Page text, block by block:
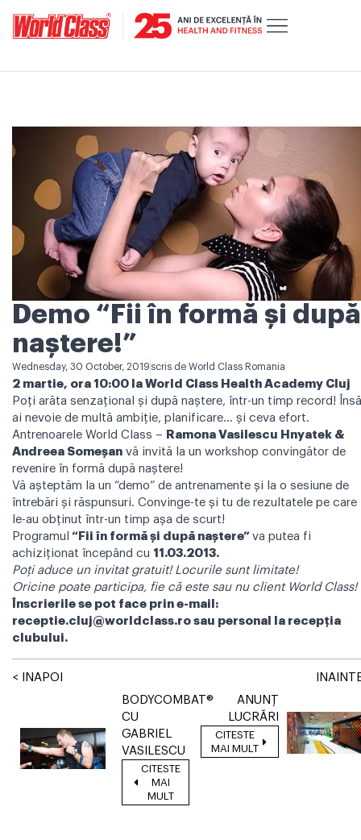
Demo “Fii în formă și după
naștere!”
Wednesday, 30 October, 2019 scris de World Class Romania
2 martie, ora 10:00 la World Class Health Academy Cluj
Poți arăta senzațional și după naștere, într-un timp record! Însă
ai nevoie de multă ambiție, planificare… și ceva efort.
Antrenoarele World Class – Ramona Vasilescu Hnyatek &
Andreea Someşan vă invită la un workshop convingător de
revenire în formă după naștere!
Vă așteptăm la un “demo” de antrenamente și la o sesiune de
întrebări și răspunsuri. Convinge-te și tu de rezultatele pe care
le-au obținut într-un timp așa de scurt!
Programul “Fii în formă şi după naştere” va putea fi
achiziţionat începând cu 11.03.2013.
Poți aduce un invitat gratuit! Locurile sunt limitate!
Oricine poate participa, fie că este sau nu client World Class!
Înscrierile se pot face prin e-mail:
receptie.cluj@worldclass.ro sau personal la recepţia
clubului.
< INAPOI
BODYCOMBAT®
CU
GABRIEL
VASILESCU
CITESTE
MAI
MULT
ANUNŢ
LUCRĂRI
CITESTE
MAI MULT